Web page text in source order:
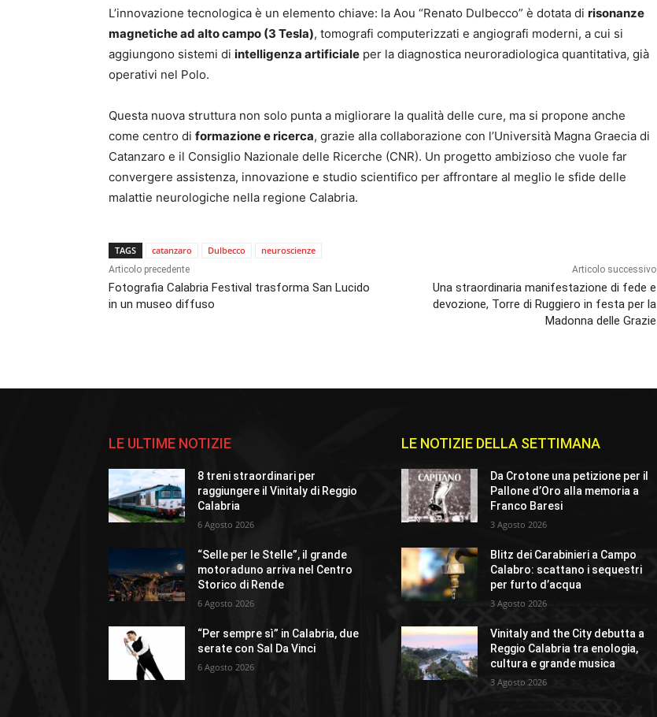
L’innovazione tecnologica è un elemento chiave: la Aou “Renato Dulbecco” è dotata di risonanze
magnetiche ad alto campo (3 Tesla), tomografi computerizzati e angiografi moderni, a cui si
aggiungono sistemi di intelligenza artificiale per la diagnostica neuroradiologica quantitativa, già
operativi nel Polo.
Questa nuova struttura non solo punta a migliorare la qualità delle cure, ma si propone anche
come centro di formazione e ricerca, grazie alla collaborazione con l’Università Magna Graecia di
Catanzaro e il Consiglio Nazionale delle Ricerche (CNR). Un progetto ambizioso che vuole far
convergere assistenza, innovazione e studio scientifico per affrontare al meglio le sfide delle
malattie neurologiche nella regione Calabria.
TAGS catanzaro Dulbecco neuroscienze
Articolo precedente
Fotografia Calabria Festival trasforma San Lucido
in un museo diffuso
Articolo successivo
Una straordinaria manifestazione di fede e
devozione, Torre di Ruggiero in festa per la
Madonna delle Grazie
LE ULTIME NOTIZIE
8 treni straordinari per
raggiungere il Vinitaly di Reggio
Calabria
6 Agosto 2026
“Selle per le Stelle”, il grande
motoraduno arriva nel Centro
Storico di Rende
6 Agosto 2026
“Per sempre sì” in Calabria, due
serate con Sal Da Vinci
6 Agosto 2026
LE NOTIZIE DELLA SETTIMANA
Da Crotone una petizione per il
Pallone d’Oro alla memoria a
Franco Baresi
3 Agosto 2026
Blitz dei Carabinieri a Campo
Calabro: scattano i sequestri
per furto d’acqua
3 Agosto 2026
Vinitaly and the City debutta a
Reggio Calabria tra enologia,
cultura e grande musica
3 Agosto 2026